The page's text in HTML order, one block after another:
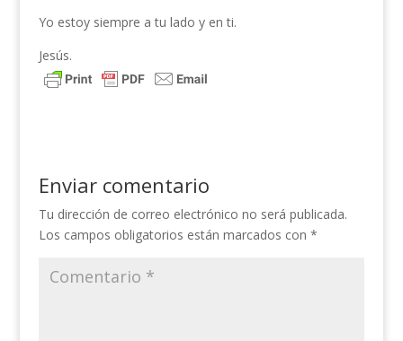
Yo estoy siempre a tu lado y en ti.
Jesús.
Enviar comentario
Tu dirección de correo electrónico no será publicada.
Los campos obligatorios están marcados con *